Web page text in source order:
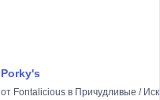
Porky's
от Fontalicious в Причудливые /